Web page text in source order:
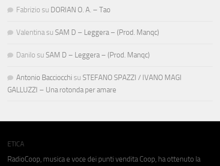
Fabrizio su DORIAN O. A. – Tao
Valentina su SAM D – Leggera – (Prod. Manqc)
Danilo su SAM D – Leggera – (Prod. Manqc)
Antonio Bacciocchi su STEFANO SPAZZI / IVANO MAGI
GALLUZZI – Una rotonda per amare
ETICA
RadioCoop, musica e voce dei punti vendita Coop, ha ottenuto la